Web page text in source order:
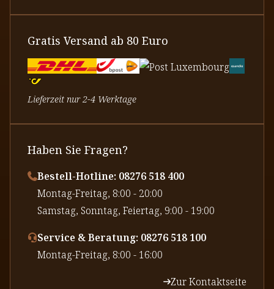
Gratis Versand ab 80 Euro
Lieferzeit nur 2-4 Werktage
Haben Sie Fragen?
Bestell-Hotline: 08276 518 400
⁠Montag-Freitag, 8:00 - 20:00
⁠Samstag, Sonntag, Feiertag, 9:00 - 19:00
Service & Beratung: 08276 518 100
⁠Montag-Freitag, 8:00 - 16:00
Zur Kontaktseite